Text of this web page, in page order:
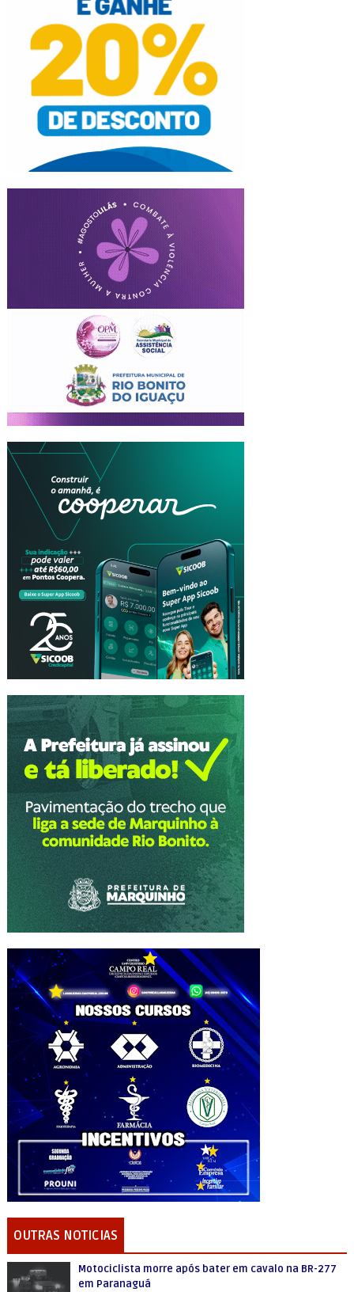
OUTRAS NOTICIAS
Motociclista morre após bater em cavalo na BR-277
em Paranaguá